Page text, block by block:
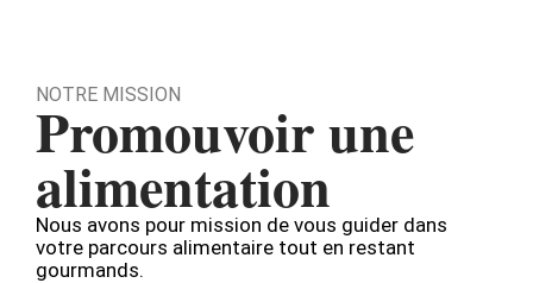
NOTRE MISSION
Promouvoir une
alimentation
Nous avons pour mission de vous guider dans
votre parcours alimentaire tout en restant
gourmands.